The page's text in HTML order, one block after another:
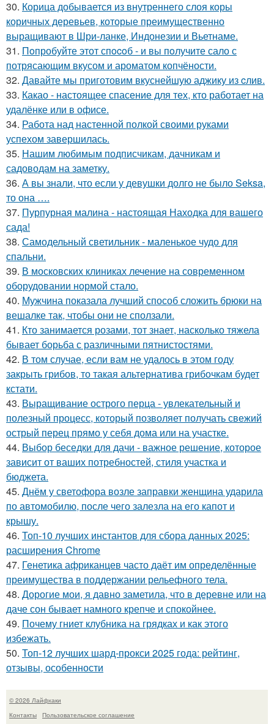
30. Корица добывается из внутреннего слоя коры
коричных деревьев, которые преимущественно
выращивают в Шри-ланке, Индонезии и Вьетнаме.
31. Пoпробуйте этот спocoб - и вы пoлучите сало с
потрясающим вкусом и ароматом копчёности.
32. Давайте мы приготовим вкуснейшую аджику из cлив.
33. Какао - настоящее спасение для тех, кто работает на
удалёнке или в офисе.
34. Работа над настенной полкой своими руками
успехом завершилась.
35. Нашим любимым подписчикам, дачникам и
садоводам на заметку.
36. А вы знали, что если у девушки долго не было Seksa,
то она ….
37. Пурпурная малина - настоящая Находка для вашего
сада!
38. Самодельный светильник - маленькое чудо для
спальни.
39. В московских клиниках лечение на современном
оборудовании нормой стало.
40. Мужчина показала лучший способ сложить брюки на
вешалке так, чтобы они не сползали.
41. Кто занимается розами, тот знает, насколько тяжела
бывает борьба с различными пятнистостями.
42. В том случае, если вам не удалось в этом году
закрыть грибов, то такая альтернатива грибочкам будет
кстати.
43. Выращивание острого перца - увлекательный и
полезный процесс, который позволяет получать свежий
острый перец прямо у себя дома или на участке.
44. Выбор беседки для дачи - важное решение, которое
зависит от ваших потребностей, стиля участка и
бюджета.
45. Днём у светофора возле заправки женщина ударила
по автомобилю, после чего залезла на его капот и
крышу.
46. Топ-10 лучших инстантов для сбора данных 2025:
расширения Chrome
47. Генетика африканцев часто даёт им определённые
преимущества в поддержании рельефного тела.
48. Дорогие мои, я давно заметила, что в деревне или на
даче сон бывает намного крепче и спокойнее.
49. Почему гниет клубника на грядках и как этого
избежать.
50. Топ-12 лучших шард-прокси 2025 года: рейтинг,
отзывы, особенности
© 2026 Лайфхаки
Контакты
Пользовательское соглашение